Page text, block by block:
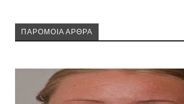
ΠΑΡΟΜΟΙΑ ΑΡΘΡΑ